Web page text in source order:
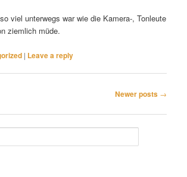
viel unterwegs war wie die Kamera-, Tonleute
ziemlich müde.
| Leave a reply
Newer posts →